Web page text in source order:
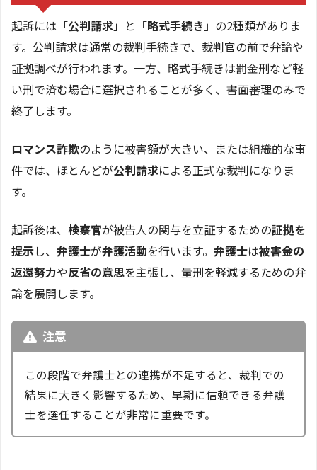
起訴には 「公判請求」 と 「略式手続き」 の2種類がありま
す。公判請求は通常の裁判手続きで、裁判官の前で弁論や
証拠調べが行われます。一方、略式手続きは罰金刑など軽
い刑で済む場合に選択されることが多く、書面審理のみで
終了します。
ロマンス詐欺のように被害額が大きい、または組織的な事
件では、ほとんどが公判請求による正式な裁判になりま
す。
起訴後は、 検察官が被告人の関与を立証するための証拠を
提示し、 弁護士が弁護活動を行います。 弁護士は被害金の
返還努力や反省の意思を主張し、量刑を軽減するための弁
論を展開します。
注意
この段階で弁護士との連携が不足すると、裁判での
結果に大きく影響するため、早期に信頼できる弁護
士を選任することが非常に重要です。